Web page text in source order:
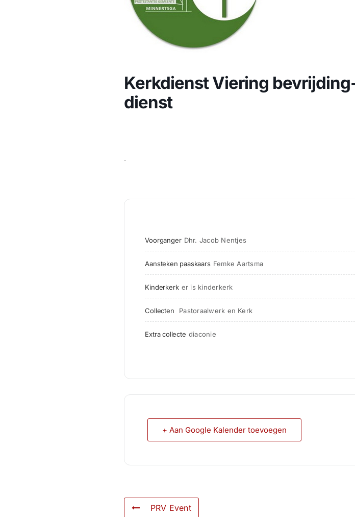
Kerkdienst Viering
dienst
Voorganger Dhr. Jacob Nentjes
Aansteken paaskaars Femke Aartsma
Kinderkerk er is kinderkerk
Collecten Pastoraalwerk en Kerk
Extra collecte diaconie
+ Aan Google Kalender toevoegen
PRV Event